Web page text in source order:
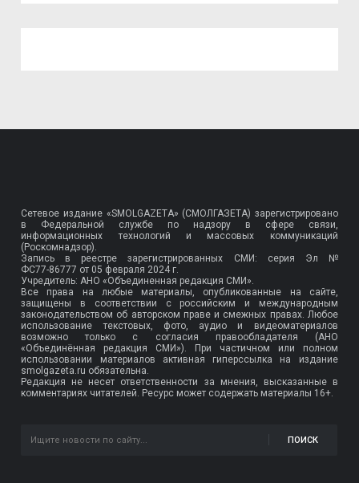
Сетевое издание «SMOLGAZETA» (СМОЛГАЗЕТА) зарегистрировано
в Федеральной службе по надзору в сфере связи,
информационных технологий и массовых коммуникаций
(Роскомнадзор).
Запись в реестре зарегистрированных СМИ: серия Эл №
ФС77-86777 от 05 февраля 2024 г.
Учредитель: АНО «Объединенная редакция СМИ».
Все права на любые материалы, опубликованные на сайте,
защищены в соответствии с российским и международным
законодательством об авторском праве и смежных правах. Любое
использование текстовых, фото, аудио и видеоматериалов
возможно только с согласия правообладателя (АНО
«Объединённая редакция СМИ»). При частичном или полном
использовании материалов активная гиперссылка на издание
smolgazeta.ru обязательна.
Редакция не несет ответственности за мнения, высказанные в
комментариях читателей. Ресурс может содержать материалы 16+.
ПОИСК